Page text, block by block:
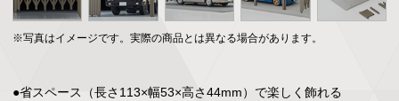
※写真はイメージです。実際の商品とは異なる場合があります。
●省スペース（長さ113×幅53×高さ44mm）で楽しく飾れる